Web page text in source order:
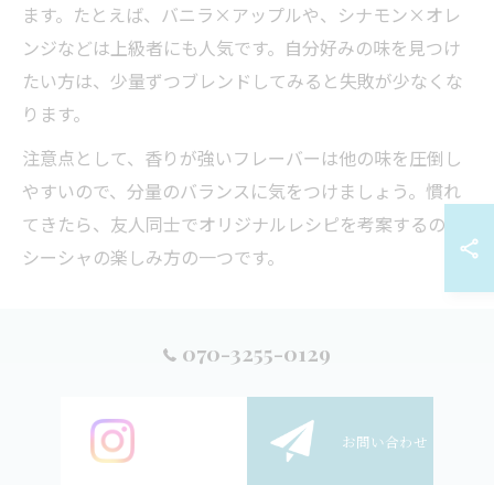
ます。たとえば、バニラ×アップルや、シナモン×オレ
ンジなどは上級者にも人気です。自分好みの味を見つけ
たい方は、少量ずつブレンドしてみると失敗が少なくな
ります。
注意点として、香りが強いフレーバーは他の味を圧倒し
やすいので、分量のバランスに気をつけましょう。慣れ
てきたら、友人同士でオリジナルレシピを考案するのも
シーシャの楽しみ方の一つです。
「シーシャ おすすめ 組み合わせ フルーツ」や「シーシ
ャ 味 ランキング」でも上位に挙がるのが、フルーツ系フ
レーバーを中心としたミックスです。フルーツ系はクセ
が少なく、誰でも親しみやすいため、初心者からベテラ
070-3255-0129
お問い合わせ